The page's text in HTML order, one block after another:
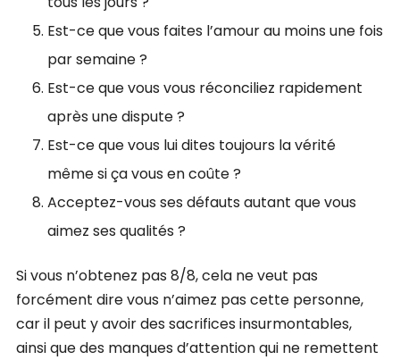
Est-ce que vous faites l’amour au moins une fois
par semaine ?
Est-ce que vous vous réconciliez rapidement
après une dispute ?
Est-ce que vous lui dites toujours la vérité
même si ça vous en coûte ?
Acceptez-vous ses défauts autant que vous
aimez ses qualités ?
Si vous n’obtenez pas 8/8, cela ne veut pas
forcément dire vous n’aimez pas cette personne,
car il peut y avoir des sacrifices insurmontables,
ainsi que des manques d’attention qui ne remettent